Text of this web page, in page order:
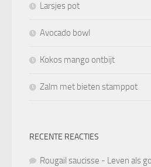
Larsjes pot
Avocado bowl
Kokos mango ontbijt
Zalm met bieten stamppot
RECENTE REACTIES
Rougail saucisse - Leven als